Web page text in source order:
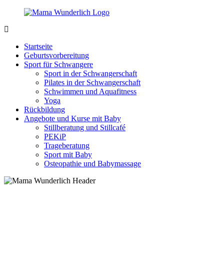
Zurück
Inhalt
sein
wunderbar!
Startseite
Geburtsvorbereitung
Sport für Schwangere
Sport in der Schwangerschaft
Pilates in der Schwangerschaft
Schwimmen und Aquafitness
Yoga
Rückbildung
Angebote und Kurse mit Baby
Stillberatung und Stillcafé
PEKiP
Trageberatung
Sport mit Baby
Osteopathie und Babymassage